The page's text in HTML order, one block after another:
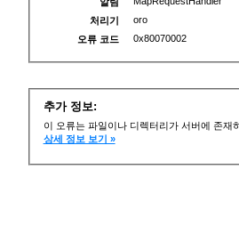
처리기
oro
오류 코드
0x80070002
추가 정보:
이 오류는 파일이나 디렉터리가 서버에 존
상세 정보 보기 »